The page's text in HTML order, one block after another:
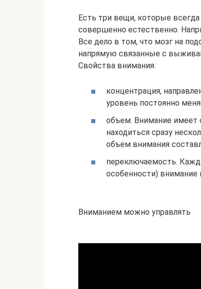
Есть три вещи, которые
совершенно естественно.
Все дело в том, что мозг на
напрямую связанные с
Свойства внимания:
концентрация,
уровень постоянно
объем. Внимание имеет
находиться сразу
объем внимания
переключаемость.
особенности) внимание
Вниманием можно управлять